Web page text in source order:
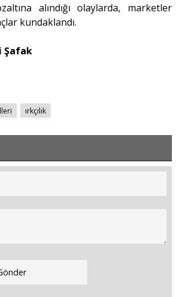
alındığı olaylarda, marketler
kundaklandı.
Şafak
ırkçılık